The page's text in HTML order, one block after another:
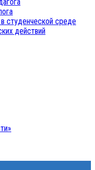
студенческой среде
действий